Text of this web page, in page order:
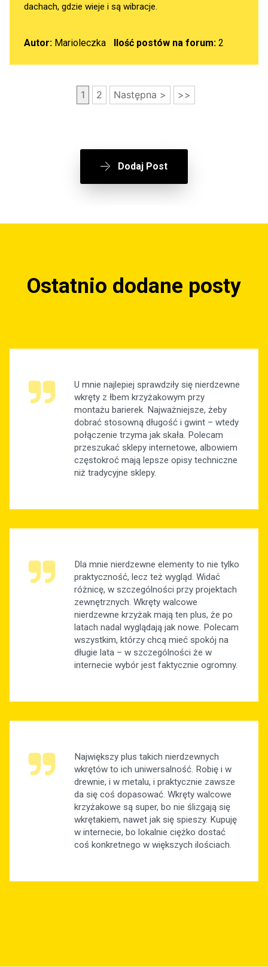
dachach, gdzie wieje i są wibracje.
Autor: Marioleczka Ilość postów na forum:2
1 2 Następna > >>
Dodaj Post
Ostatnio dodane posty
U mnie najlepiej sprawdziły się nierdzewne
wkręty z łbem krzyżakowym przy
montażu barierek. Najważniejsze, żeby
dobrać stosowną długość i gwint – wtedy
połączenie trzyma jak skała. Polecam
przeszukać sklepy internetowe, albowiem
częstokroć mają lepsze opisy techniczne
niż tradycyjne sklepy.
Dla mnie nierdzewne elementy to nie tylko
praktyczność, lecz też wygląd. Widać
różnicę, w szczególności przy projektach
zewnętrznych. Wkręty walcowe
nierdzewne krzyżak mają ten plus, że po
latach nadal wyglądają jak nowe. Polecam
wszystkim, którzy chcą mieć spokój na
długie lata – w szczególności że w
internecie wybór jest faktycznie ogromny.
Największy plus takich nierdzewnych
wkrętów to ich uniwersalność. Robię i w
drewnie, i w metalu, i praktycznie zawsze
da się coś dopasować. Wkręty walcowe
krzyżakowe są super, bo nie ślizgają się
wkrętakiem, nawet jak się spieszy. Kupuję
w internecie, bo lokalnie ciężko dostać
coś konkretnego w większych ilościach.